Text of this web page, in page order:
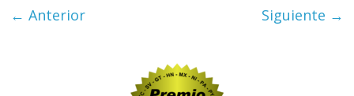
← Anterior Siguiente →